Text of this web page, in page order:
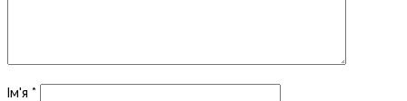
Ім'я *